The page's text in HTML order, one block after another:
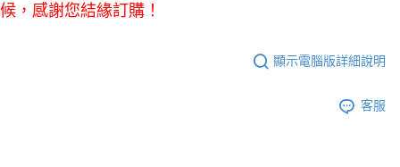
候，感謝您結緣訂購！
顯示電腦版詳細說明
客服